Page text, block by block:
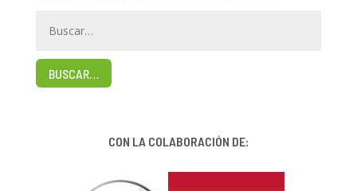
BUSCAR…
CON LA COLABORACIÓN DE: